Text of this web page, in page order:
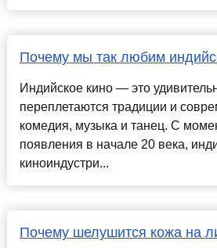
Почему мы так любим
Индийское кино — это
переплетаются традиции и
комедия, музыка и танец. С
появления в начале 20 века,
киноиндустри...
Почему шелушится кожа на